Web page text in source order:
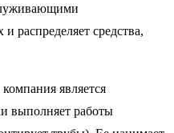
распределяет средства,
является
выполняет работы